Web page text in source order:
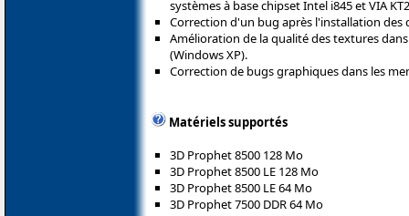
systèmes à base chipset Intel i845 et VIA
Correction d'un bug après l'installation des
Amélioration de la qualité des textures dans
(Windows XP).
Correction de bugs graphiques dans les
Matériels supportés
3D Prophet 8500 128 Mo
3D Prophet 8500 LE 128 Mo
3D Prophet 8500 LE 64 Mo
3D Prophet 7500 DDR 64 Mo